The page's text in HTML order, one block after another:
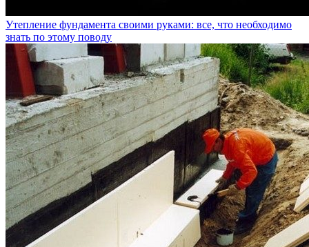
Утепление фундамента своими руками: все, что необходимо
знать по этому поводу